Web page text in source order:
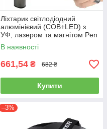
Ліхтарик світлодіодний
алюмінієвий (COB+LED) з
УФ, лазером та магнітом Pen
Light PROTESTER PRO-
FL0305S
В наявності
661,54 ₴ 682 ₴
Купити
–3%